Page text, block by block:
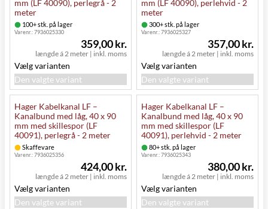
mm (LF 40090), perlegrå - 2
meter
100+ stk. på lager
Varenr.:7936025330
længde á 2 meter | inkl. moms
359,00 kr.
Vælg varianten
Den valgte variant
mm (LF 40090), perlehvid - 2
meter
300+ stk. på lager
Varenr.:7936025327
længde á 2 meter | inkl. moms
357,00 kr.
Vælg varianten
Den valgte variant
Hager Kabelkanal LF –
Kanalbund med låg, 40 x 90
mm med skillespor (LF
40091), perlegrå - 2 meter
Skaffevare
Varenr.:7936025356
længde á 2 meter | inkl. moms
424,00 kr.
Vælg varianten
Den valgte variant
Hager Kabelkanal LF –
Kanalbund med låg, 40 x 90
mm med skillespor (LF
40091), perlehvid - 2 meter
80+ stk. på lager
Varenr.:7936025343
længde á 2 meter | inkl. moms
380,00 kr.
Vælg varianten
Den valgte variant